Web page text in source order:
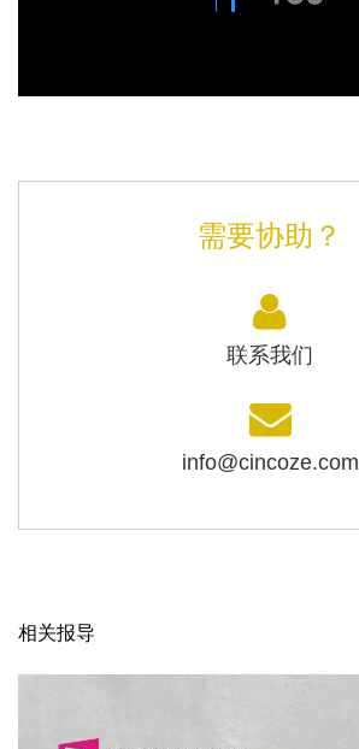
需要协助？
联系我们
info@cincoze.com
相关报导